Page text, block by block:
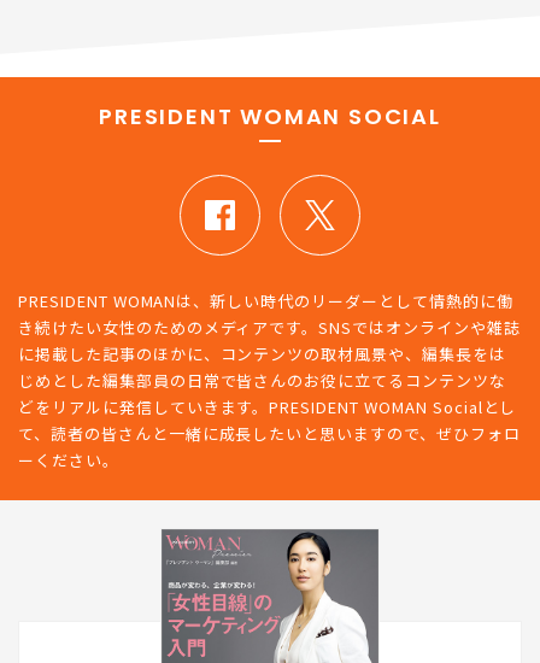
PRESIDENT WOMAN SOCIAL
PRESIDENT WOMANは、新しい時代のリーダーとして情熱的に働
き続けたい女性のためのメディアです。SNSではオンラインや雑誌
に掲載した記事のほかに、コンテンツの取材風景や、編集長をは
じめとした編集部員の日常で皆さんのお役に立てるコンテンツな
どをリアルに発信していきます。PRESIDENT WOMAN Socialとし
て、読者の皆さんと一緒に成長したいと思いますので、ぜひフォロ
ーください。